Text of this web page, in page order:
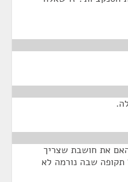
את חושבת שצריך
תקופה שבה נורמה לא